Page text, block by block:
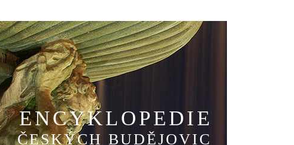
ENCYKLOPEDIE
ČESKÝCH BUDĚJOVIC